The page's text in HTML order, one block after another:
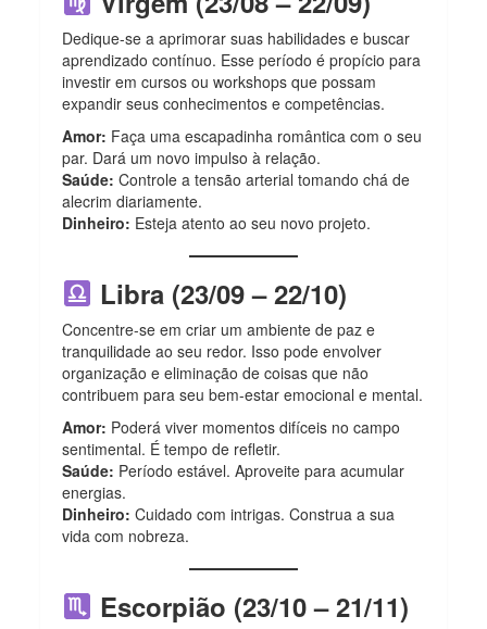
Dedique-se a aprimorar suas habilidades e buscar
aprendizado contínuo. Esse período é propício para
investir em cursos ou workshops que possam
expandir seus conhecimentos e competências.
Amor: Faça uma escapadinha romântica com o seu
par. Dará um novo impulso à relação.
Saúde: Controle a tensão arterial tomando chá de
alecrim diariamente.
Dinheiro: Esteja atento ao seu novo projeto.
Libra (23/09 – 22/10)
Concentre-se em criar um ambiente de paz e
tranquilidade ao seu redor. Isso pode envolver
organização e eliminação de coisas que não
contribuem para seu bem-estar emocional e mental.
Amor: Poderá viver momentos difíceis no campo
sentimental. É tempo de refletir.
Saúde: Período estável. Aproveite para acumular
energias.
Dinheiro: Cuidado com intrigas. Construa a sua
vida com nobreza.
Escorpião (23/10 – 21/11)